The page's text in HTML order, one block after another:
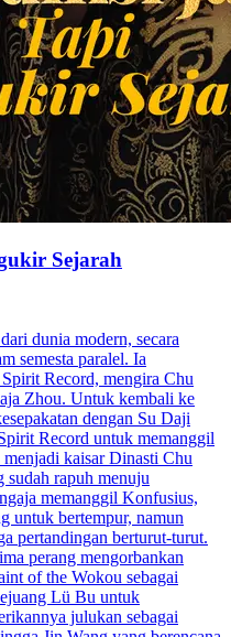
berjuang di medan perang
setelah mengalahkan
selatan. Dia menghentikan
selama ratusan
belum pernah ada
Chris memutuskan untuk
kota demi menyelesaikan